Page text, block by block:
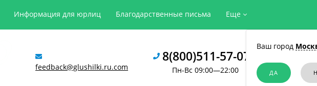
Ваш город
Информация для юрлиц Благодарственные письма Еще
feedback@glushilki.ru.com
8(800)511-57-07
Пн-Вс 09:00—22:00